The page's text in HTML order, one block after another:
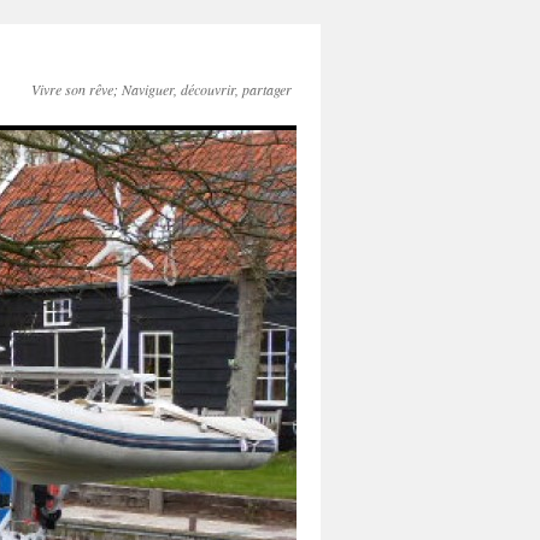
Vivre son rêve; Naviguer, découvrir, partager